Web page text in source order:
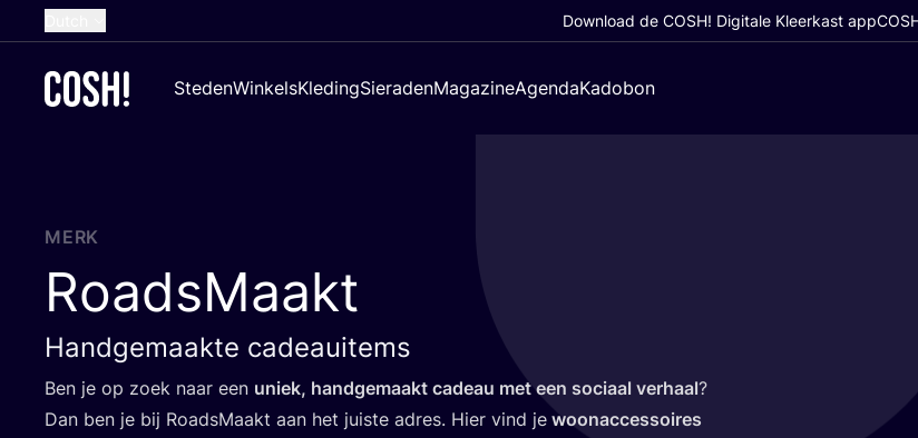
French
Croatian
Download de COSH! Digitale Kleerkast app
StedenWinkelsKledingSieradenMagazineAgendaKadobon
MERK
RoadsMaakt
Handgemaakte cadeauitems
Ben je op zoek naar een uniek, hand­ge­maakt cadeau met een soci­aal ver­haal?
Dan ben je bij Roads­Maakt aan het juis­te adres. Hier vind je woon­ac­ces­soi­res